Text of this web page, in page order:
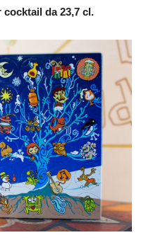
cocktail da 23,7 cl.